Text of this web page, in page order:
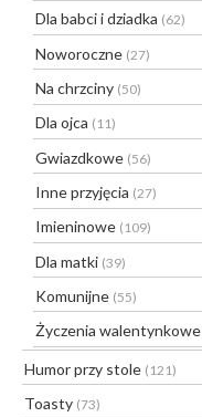
Dla babci i dziadka (62)
Noworoczne (27)
Na chrzciny (50)
Dla ojca (11)
Gwiazdkowe (56)
Inne przyjęcia (27)
Imieninowe (109)
Dla matki (39)
Komunijne (55)
Życzenia walentynkowe
Humor przy stole (121)
Toasty (73)